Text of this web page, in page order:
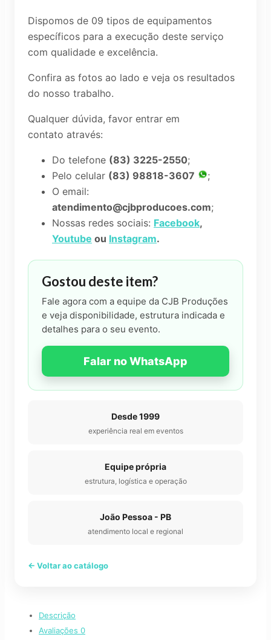
Dispomos de 09 tipos de equipamentos
específicos para a execução deste serviço
com qualidade e excelência.
Confira as fotos ao lado e veja os resultados
do nosso trabalho.
Qualquer dúvida, favor entrar em
contato através:
Do telefone (83) 3225-2550;
Pelo celular (83) 98818-3607
;
O email:
atendimento@cjbproducoes.com;
Nossas redes sociais: Facebook,
Youtube ou Instagram.
Gostou deste item?
Fale agora com a equipe da CJB Produções
e veja disponibilidade, estrutura indicada e
detalhes para o seu evento.
Falar no WhatsApp
Desde 1999
experiência real em eventos
Equipe própria
estrutura, logística e operação
João Pessoa - PB
atendimento local e regional
← Voltar ao catálogo
Descrição
Avaliações 0